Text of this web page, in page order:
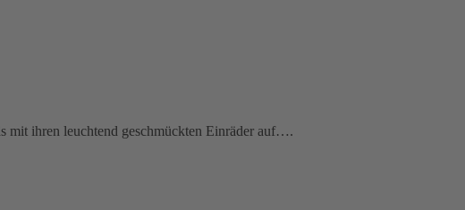
mit ihren leuchtend geschmückten Einräder auf….